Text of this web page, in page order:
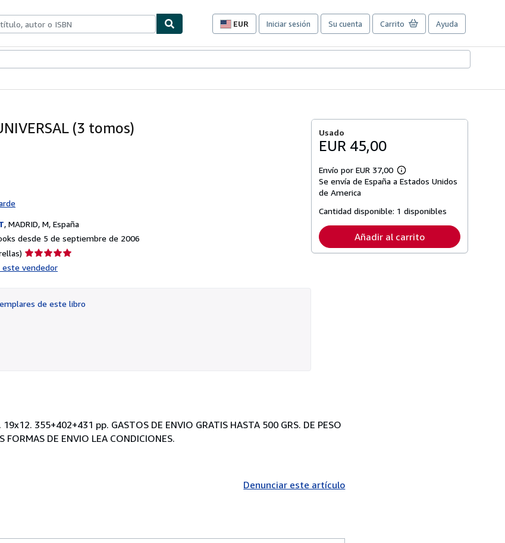
EUR
Preferencias
compra
sitio.
Iniciar sesión Su cuenta Carrito Ayuda
(3 tomos)
, MADRID, M, España
desde 5 de septiembre de 2006
Calificación
este vendedor
de este libro
Usado
EUR 45,00
Envío por EUR 37,00
Más
información
tarifas
envío
Se envía de España a Estados Unidos
de America
Cantidad disponible: 1 disponibles
Añadir al carrito
355+402+431 pp. GASTOS DE ENVIO GRATIS HASTA 500 GRS. DE PESO
FORMAS DE ENVIO LEA CONDICIONES.
Denunciar este artículo